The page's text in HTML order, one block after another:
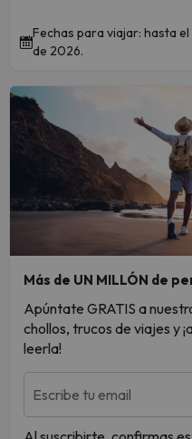
Fechas para viajar: hasta
de 2026.
Más de UN MILLÓN de
Apúntate GRATIS a
chollos, trucos de viajes y
leerla!
Escribe tu email